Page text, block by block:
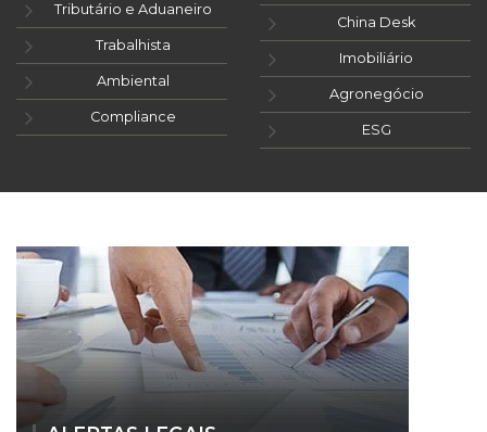
Tributário e Aduaneiro
Trabalhista
Ambiental
Compliance
China Desk
Imobiliário
Agronegócio
ESG